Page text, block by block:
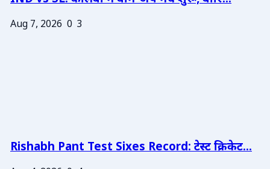
Aug 7, 2026 0 3
Rishabh Pant Test Sixes Record: टेस्ट क्रिकेट...